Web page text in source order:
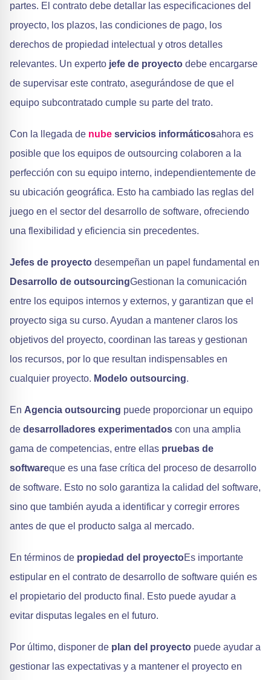
partes. El contrato debe detallar las especificaciones del
proyecto, los plazos, las condiciones de pago, los
derechos de propiedad intelectual y otros detalles
relevantes. Un experto jefe de proyecto debe encargarse
de supervisar este contrato, asegurándose de que el
equipo subcontratado cumple su parte del trato.
Con la llegada de nube servicios informáticosahora es
posible que los equipos de outsourcing colaboren a la
perfección con su equipo interno, independientemente de
su ubicación geográfica. Esto ha cambiado las reglas del
juego en el sector del desarrollo de software, ofreciendo
una flexibilidad y eficiencia sin precedentes.
Jefes de proyecto desempeñan un papel fundamental en
Desarrollo de outsourcingGestionan la comunicación
entre los equipos internos y externos, y garantizan que el
proyecto siga su curso. Ayudan a mantener claros los
objetivos del proyecto, coordinan las tareas y gestionan
los recursos, por lo que resultan indispensables en
cualquier proyecto. Modelo outsourcing.
En Agencia outsourcing puede proporcionar un equipo
de desarrolladores experimentados con una amplia
gama de competencias, entre ellas pruebas de
softwareque es una fase crítica del proceso de desarrollo
de software. Esto no solo garantiza la calidad del software,
sino que también ayuda a identificar y corregir errores
antes de que el producto salga al mercado.
En términos de propiedad del proyectoEs importante
estipular en el contrato de desarrollo de software quién es
el propietario del producto final. Esto puede ayudar a
evitar disputas legales en el futuro.
Por último, disponer de plan del proyecto puede ayudar a
gestionar las expectativas y a mantener el proyecto en